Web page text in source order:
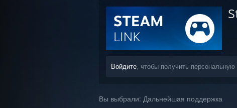
Войдите , чтобы получить
Вы выбрали: Дальнейшая поддержка